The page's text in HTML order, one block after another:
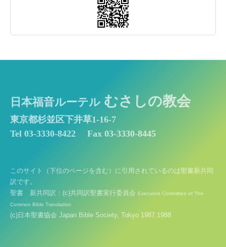
日本福音ルーテル むさしの教会
東京都杉並区下井草1-16-7
Tel 03-3330-8422
Fax 03-3330-8445
このサイト（下位のページを含む）に引用されているのは聖書新共同
訳です。
聖書 新共同訳：(c)共同訳聖書実行委員会 Executive Committee of The
Common Bible Translation
(c)日本聖書協会 Japan Bible Society, Tokyo 1987,1988